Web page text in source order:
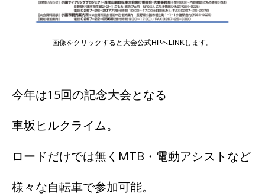
画像をクリックすると大会公式HPへLINKします。
今年は15回の記念大会となる
車坂ヒルクライム。
ロードだけでは無くMTB・電動アシストなど
様々な自転車で参加可能。